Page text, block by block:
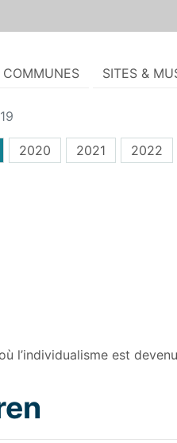
COMMUNES SITES &
2020 2021 2022
l’individualisme est